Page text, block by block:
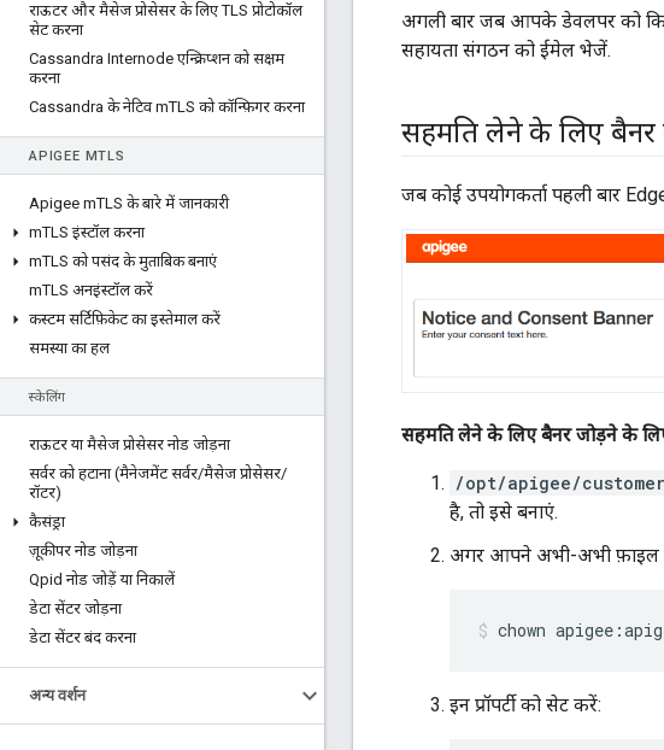
राऊटर और मैसेज प्रोसेसर के लिए TLS प्रोटोकॉल
सेट करना
Cassandra Internode एन्क्रिप्शन को सक्षम
करना
Cassandra के नेटिव mTLS को कॉन्फ़िगर करना
APIGEE MTLS
Apigee mTLS के बारे में जानकारी
mTLS इंस्टॉल करना
mTLS को पसंद के मुताबिक बनाएं
mTLS अनइंस्टॉल करें
कस्टम सर्टिफ़िकेट का इस्तेमाल करें
समस्या का हल
स्केलिंग
राऊटर या मैसेज प्रोसेसर नोड जोड़ना
सर्वर को हटाना (मैनेजमेंट सर्वर/मैसेज प्रोसेसर/
रॉटर)
कैसंड्रा
ज़ूकीपर नोड जोड़ना
Qpid नोड जोड़ें या निकालें
डेटा सेंटर जोड़ना
डेटा सेंटर बंद करना
अन्य वर्शन
अगली बार जब आपके डेवलपर को
सहायता संगठन को ईमेल भेजें.
सहमति लेने के लिए बैनर
जब कोई उपयोगकर्ता पहली बार
सहमति लेने के लिए बैनर जोड़ने के
/opt/apigee/
है, तो इसे बनाएं.
अगर आपने अभी-अभी फ़ाइल
chown
इन प्रॉपर्टी को सेट करें: